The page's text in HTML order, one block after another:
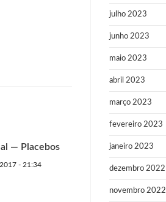
— Placebos
- 21:34
julho 2023
junho 2023
maio 2023
abril 2023
março 2023
fevereiro 2023
janeiro 2023
dezembro 2022
novembro 2022